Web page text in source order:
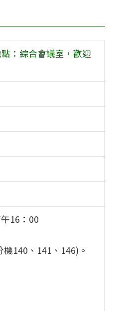
：綜合會議室，歡迎
16：00
140、141、146)。